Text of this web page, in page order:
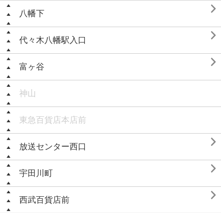
八幡下 
代々木八幡駅入口 
富ヶ谷 
神山
東急百貨店本店前
放送センター西口 
宇田川町 
西武百貨店前 